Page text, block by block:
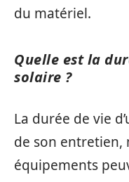
du matériel.
Quelle est la
solaire ?
La durée de vie
de son entretien,
équipements